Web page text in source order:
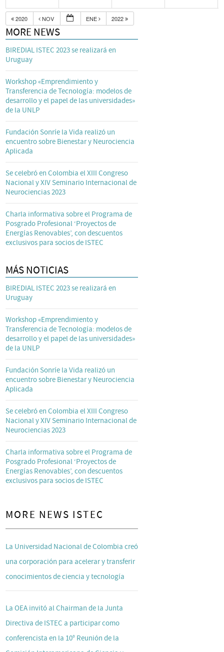
2020 NOV ENE 2022
MORE NEWS
BIREDIAL ISTEC 2023 se realizará en
Uruguay
Workshop «Emprendimiento y
Transferencia de Tecnología: modelos de
desarrollo y el papel de las universidades»
de la UNLP
Fundación Sonríe la Vida realizó un
encuentro sobre Bienestar y Neurociencia
Aplicada
Se celebró en Colombia el XIII Congreso
Nacional y XIV Seminario Internacional de
Neurociencias 2023
Charla informativa sobre el Programa de
Posgrado Profesional ‘Proyectos de
Energías Renovables’, con descuentos
exclusivos para socios de ISTEC
MÁS NOTICIAS
BIREDIAL ISTEC 2023 se realizará en
Uruguay
Workshop «Emprendimiento y
Transferencia de Tecnología: modelos de
desarrollo y el papel de las universidades»
de la UNLP
Fundación Sonríe la Vida realizó un
encuentro sobre Bienestar y Neurociencia
Aplicada
Se celebró en Colombia el XIII Congreso
Nacional y XIV Seminario Internacional de
Neurociencias 2023
Charla informativa sobre el Programa de
Posgrado Profesional ‘Proyectos de
Energías Renovables’, con descuentos
exclusivos para socios de ISTEC
MORE NEWS ISTEC
La Universidad Nacional de Colombia creó
una corporación para acelerar y transferir
conocimientos de ciencia y tecnología
La OEA invitó al Chairman de la Junta
Directiva de ISTEC a participar como
conferencista en la 10° Reunión de la